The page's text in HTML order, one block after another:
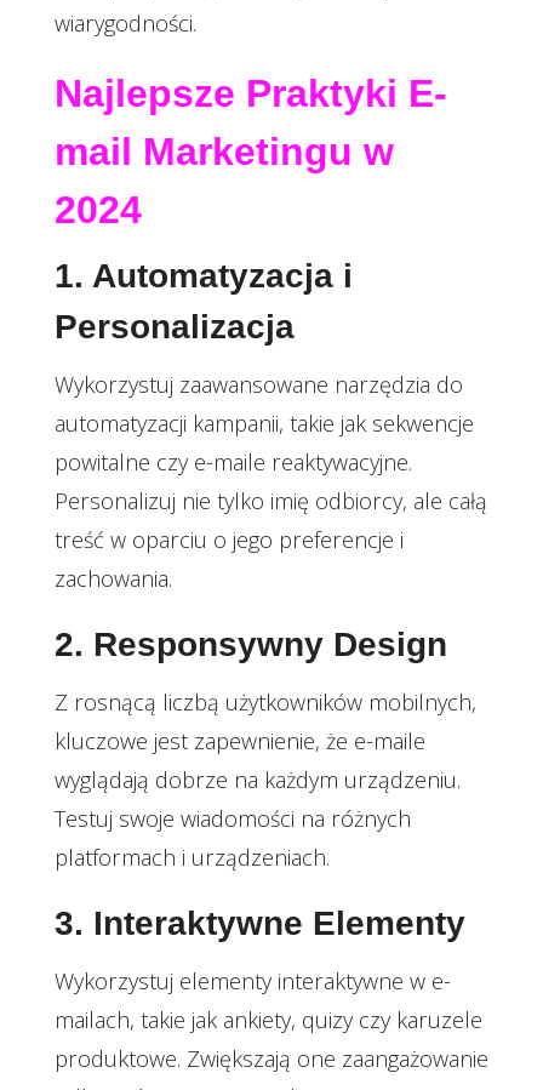
wiarygodności.
Najlepsze Praktyki E-
mail Marketingu w
2024
1. Automatyzacja i
Personalizacja
Wykorzystuj zaawansowane narzędzia do
automatyzacji kampanii, takie jak sekwencje
powitalne czy e-maile reaktywacyjne.
Personalizuj nie tylko imię odbiorcy, ale całą
treść w oparciu o jego preferencje i
zachowania.
2. Responsywny Design
Z rosnącą liczbą użytkowników mobilnych,
kluczowe jest zapewnienie, że e-maile
wyglądają dobrze na każdym urządzeniu.
Testuj swoje wiadomości na różnych
platformach i urządzeniach.
3. Interaktywne Elementy
Wykorzystuj elementy interaktywne w e-
mailach, takie jak ankiety, quizy czy karuzele
produktowe. Zwiększają one zaangażowanie